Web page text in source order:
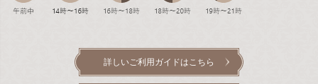
詳しいご利用ガイドはこちら